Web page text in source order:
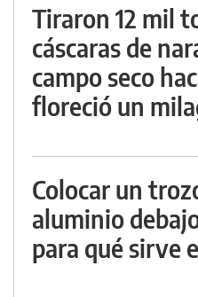
Tiraron 12 mil
cáscaras de
campo seco
floreció un
Colocar un
aluminio
para qué sirve